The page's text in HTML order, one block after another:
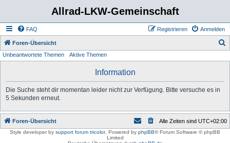
Allrad-LKW-Gemeinschaft
FAQ Anmelden
Registrieren
Foren-Übersicht
Unbeantwortete Themen Aktive Themen
Information
Die Suche steht dir momentan leider nicht zur Verfügung. Bitte versuche es in
5 Sekunden erneut.
Foren-Übersicht Alle Zeiten sind UTC+02:00
Style developer by support forum tricolor, Powered by phpBB® Forum Software © phpBB
Limited